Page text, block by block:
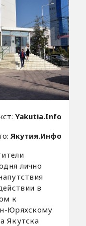
Yakutia.Info
Якутия.Инфо
лично
в
к
Юряхскому
Якутска